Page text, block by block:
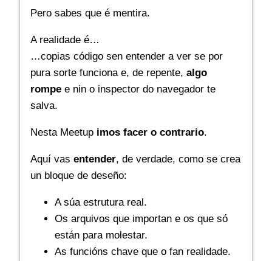
Pero sabes que é mentira.
A realidade é…
…copias código sen entender a ver se por
pura sorte funciona e, de repente, algo
rompe e nin o inspector do navegador te
salva.
Nesta Meetup imos facer o contrario.
Aquí vas entender, de verdade, como se crea
un bloque de deseño:
A súa estrutura real.
Os arquivos que importan e os que só
están para molestar.
As funcións chave que o fan realidade.